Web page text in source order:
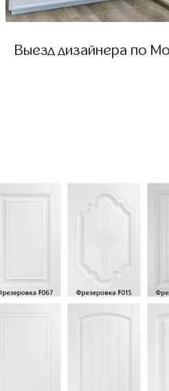
Выезд дизайнера по